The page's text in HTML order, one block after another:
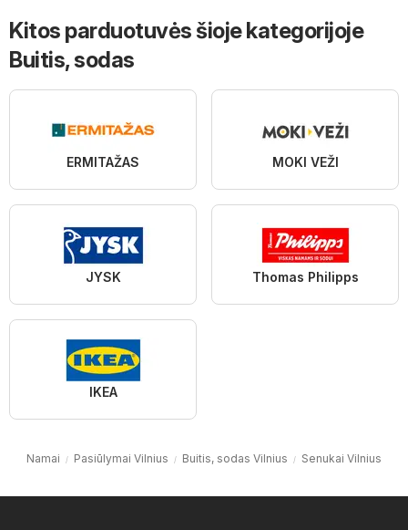
Kitos parduotuvės šioje kategorijoje
Buitis, sodas
ERMITAŽAS MOKI VEŽI
JYSK Thomas Philipps
IKEA
Namai Pasiūlymai Vilnius Buitis, sodas Vilnius Senukai Vilnius